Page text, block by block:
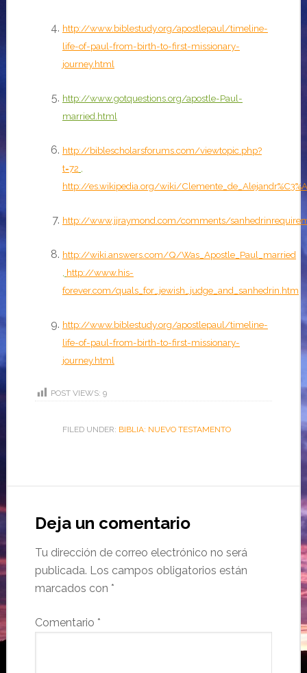
http://www.biblestudy.org/apostlepaul/timeline-
life-of-paul-from-birth-to-first-missionary-
journey.html
http://www.gotquestions.org/apostle-Paul-
married.html
http://biblescholarsforums.com/viewtopic.php?
t=72
http://es.wikipedia.org/wiki/
http://www.jjraymond.com/comments/
http://wiki.answers.com/Q/Was_Apostle_Paul_married
http://www.his-
forever.com/quals_for_jewish_judge_and_sanhedrin.htm
http://www.biblestudy.org/apostlepaul/timeline-
life-of-paul-from-birth-to-first-missionary-
journey.html
POST VIEWS: 9
FILED UNDER: BIBLIA: NUEVO TESTAMENTO
Deja un comentario
Tu dirección de correo electrónico no será
publicada. Los campos obligatorios están
marcados con *
Comentario *